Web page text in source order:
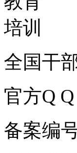
全国干
官方Q
备案编